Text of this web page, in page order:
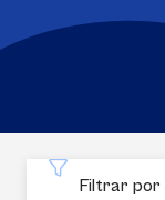
Filtrar por